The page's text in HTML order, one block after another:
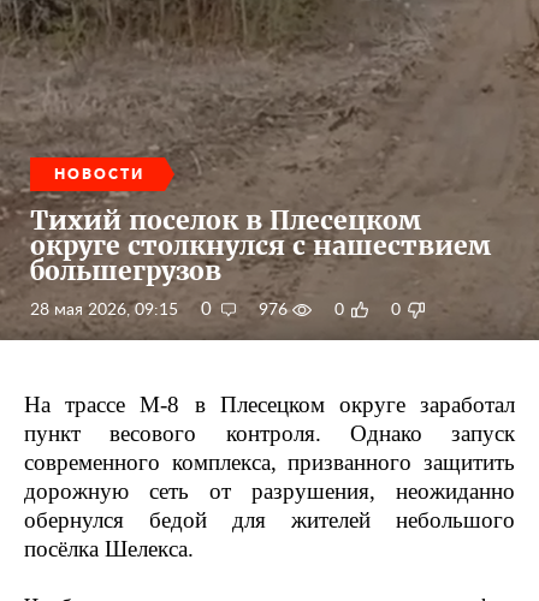
НОВОСТИ
Тихий поселок в Плесецком
округе столкнулся с нашествием
большегрузов
28 мая 2026, 09:15 0 976 0 0
На трассе М-8 в Плесецком округе заработал
пункт весового контроля. Однако запуск
современного комплекса, призванного защитить
дорожную сеть от разрушения, неожиданно
обернулся бедой для жителей небольшого
посёлка Шелекса.